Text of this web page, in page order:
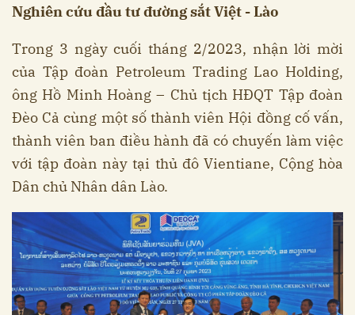
Nghiên cứu đầu tư đường sắt Việt - Lào
Trong 3 ngày cuối tháng 2/2023, nhận lời mời
của Tập đoàn Petroleum Trading Lao Holding,
ông Hồ Minh Hoàng – Chủ tịch HĐQT Tập đoàn
Đèo Cả cùng một số thành viên Hội đồng cố vấn,
thành viên ban điều hành đã có chuyến làm việc
với tập đoàn này tại thủ đô Vientiane, Cộng hòa
Dân chủ Nhân dân Lào.